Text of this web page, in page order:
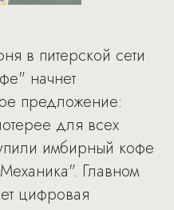
в питерской сети
начнет
предложение:
для всех
имбирный кофе
Главном
цифровая